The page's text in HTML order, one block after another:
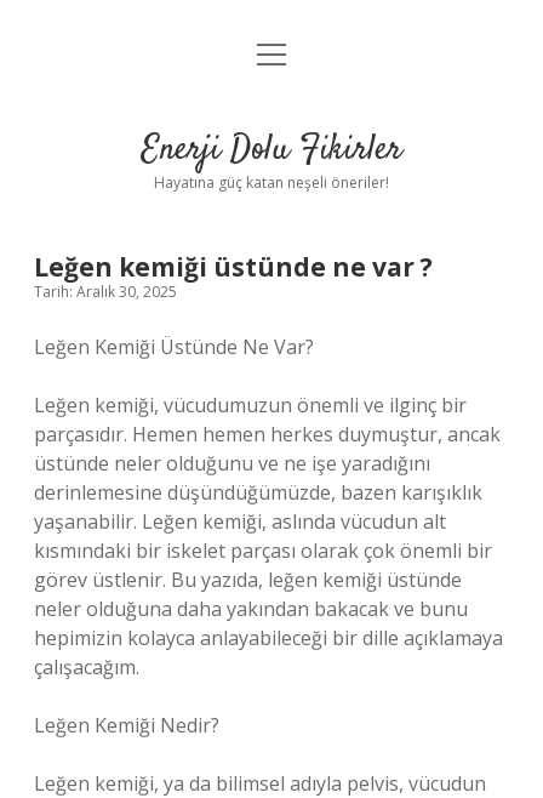
Anasayfa
Yasal Uyarı
menüyü
Enerji Dolu Fikirler
Hayatına güç katan neşeli öneriler!
Leğen kemiği üstünde ne var ?
Tarih: Aralık 30, 2025
Leğen Kemiği Üstünde Ne Var?
Leğen kemiği, vücudumuzun önemli ve ilginç bir
parçasıdır. Hemen hemen herkes duymuştur, ancak
üstünde neler olduğunu ve ne işe yaradığını
derinlemesine düşündüğümüzde, bazen karışıklık
yaşanabilir. Leğen kemiği, aslında vücudun alt
kısmındaki bir iskelet parçası olarak çok önemli bir
görev üstlenir. Bu yazıda, leğen kemiği üstünde
neler olduğuna daha yakından bakacak ve bunu
hepimizin kolayca anlayabileceği bir dille açıklamaya
çalışacağım.
Leğen Kemiği Nedir?
Leğen kemiği, ya da bilimsel adıyla pelvis, vücudun